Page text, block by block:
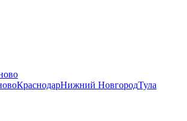
КраснодарНижний НовгородТула